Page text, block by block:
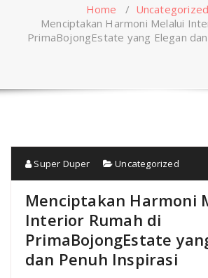
Home / Uncategorized
Menciptakan Harmoni Melalui
PrimaBojongEstate yang Elegan
Super Duper Uncategorized
Menciptakan Harmoni
Interior Rumah di
PrimaBojongEstate
dan Penuh Inspirasi